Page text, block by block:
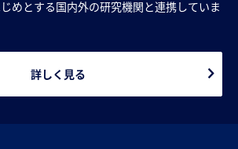
めとする国内外の研究機関と連携していま
詳しく見る